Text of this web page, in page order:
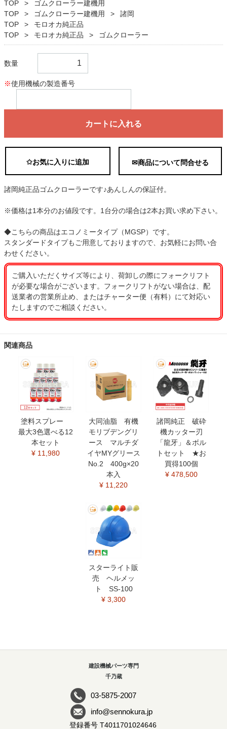
TOP
ゴムクローラー建機用
TOP
ゴムクローラー建機用
諸岡
TOP
モロオカ純正品
TOP
モロオカ純正品 ゴムクローラー
数量
※使用機械の製造番号
カートに入れる
✩お気に入りに追加 ✉商品について問合せる
諸岡純正品ゴムクローラーです♪あんしんの保証付。
※価格は1本分のお値段です。1台分の場合は2本お買い求め下さい。
◆こちらの商品はエコノミータイプ（MGSP）です。
スタンダードタイプもご用意しておりますので、お気軽にお問い合
わせください。
ご購入いただくサイズ等により、荷卸しの際にフォークリフト
が必要な場合がございます。フォークリフトがない場合は、配
送業者の営業所止め、またはチャーター便（有料）にて対応い
たしますのでご相談ください。
関連商品
塗料スプレー
最大3色選べる12
本セット
¥ 11,980
大同油脂 有機
モリブデングリ
ース マルチダ
イヤMYグリース
No.2 400g×20
本入
¥ 11,220
諸岡純正 破砕
機カッター刃
「龍牙」＆ボル
トセット ★お
買得100個
¥ 478,500
スターライト販
売 ヘルメッ
ト SS-100
¥ 3,300
建設機械パーツ専門
千乃蔵
03-5875-2007
info@sennokura.jp
登録番号 T4011701024646